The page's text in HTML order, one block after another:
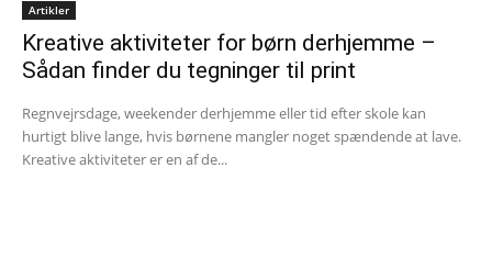
Artikler
Kreative aktiviteter for børn derhjemme –
Sådan finder du tegninger til print
Regnvejrsdage, weekender derhjemme eller tid efter skole kan
hurtigt blive lange, hvis børnene mangler noget spændende at lave.
Kreative aktiviteter er en af de...